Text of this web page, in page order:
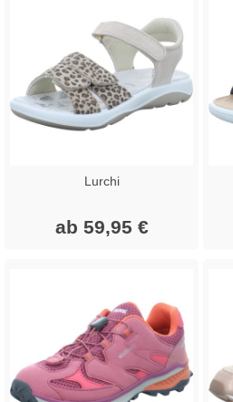
Lurchi
ab 59,95 €